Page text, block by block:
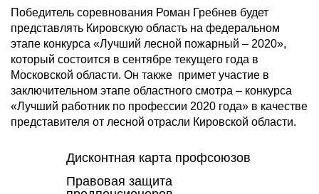
Победитель соревнования Роман Гребнев будет
представлять Кировскую область на федеральном
этапе конкурса «Лучший лесной пожарный – 2020»,
который состоится в сентябре текущего года в
Московской области. Он также примет участие в
заключительном этапе областного смотра – конкурса
«Лучший работник по профессии 2020 года» в качестве
представителя от лесной отрасли Кировской области.
Дисконтная карта профсоюзов
Правовая защита